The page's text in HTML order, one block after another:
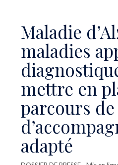
Maladie
maladies
mettre en
parcours
adapté